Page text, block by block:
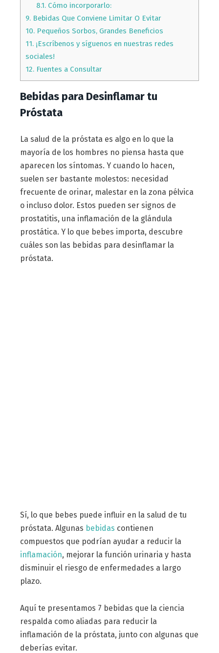
8.1. Cómo incorporarlo:
9.Bebidas Que Conviene Limitar O Evitar
10.Pequeños Sorbos, Grandes Beneficios
11.¡Escríbenos y síguenos en nuestras redes
sociales!
12.Fuentes a Consultar
Bebidas para Desinflamar tu
Próstata
La salud de la próstata es algo en lo que la
mayoría de los hombres no piensa hasta que
aparecen los síntomas. Y cuando lo hacen,
suelen ser bastante molestos: necesidad
frecuente de orinar, malestar en la zona pélvica
o incluso dolor. Estos pueden ser signos de
prostatitis, una inflamación de la glándula
prostática. Y lo que bebes importa, descubre
cuáles son las bebidas para desinflamar la
próstata.
Sí, lo que bebes puede influir en la salud de tu
próstata. Algunas bebidas contienen
compuestos que podrían ayudar a reducir la
inflamación, mejorar la función urinaria y hasta
disminuir el riesgo de enfermedades a largo
plazo.
Aquí te presentamos 7 bebidas que la ciencia
respalda como aliadas para reducir la
inflamación de la próstata, junto con algunas que
deberías evitar.